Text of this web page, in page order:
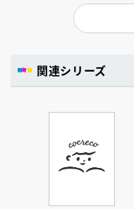
関連シリーズ